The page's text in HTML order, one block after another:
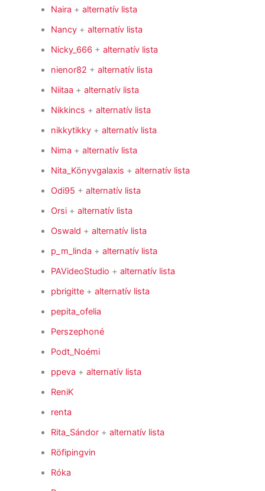
Naira +alternatív lista
Nancy +alternatív lista
Nicky_666 +alternatív lista
nienor82 +alternatív lista
Niitaa +alternatív lista
Nikkincs +alternatív lista
nikkytikky +alternatív lista
Nima +alternatív lista
Nita_Könyvgalaxis +alternatív lista
Odi95 +alternatív lista
Orsi +alternatív lista
Oswald +alternatív lista
p_m_linda +alternatív lista
PAVideoStudio +alternatív lista
pbrigitte +alternatív lista
pepita_ofelia
Perszephoné
Podt_Noémi
ppeva +alternatív lista
ReniK
renta
Rita_Sándor +alternatív lista
Röfipingvin
Róka